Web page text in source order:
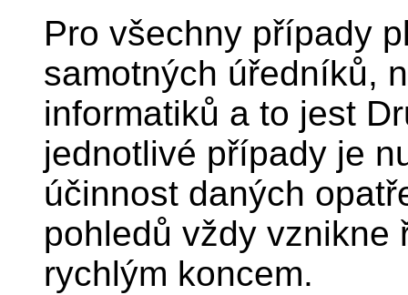
Pro všechny případy
samotných úředníků,
informatiků a to jest
jednotlivé případy je
účinnost daných
pohledů vždy vznikne
rychlým koncem.